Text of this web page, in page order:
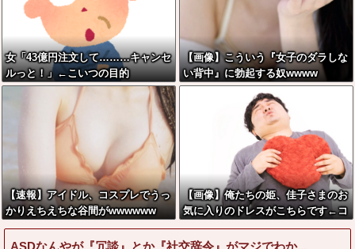
女「43億円注文して………キャンセ
ルっと！」←こいつの目的
【画像】こういう『女子のダラしな
い背中』に勃起する奴wwww
【速報】アイドル、コスプレでうっ
かりえちえちな谷間がwwwwww
【画像】俺たちの姫、佳子さまのお
気に入りのドレスがこちらです←コ
レは可愛過ぎるw w w w w w w w